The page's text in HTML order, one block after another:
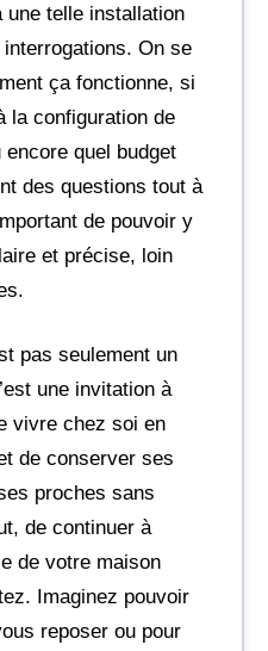
une telle installation
On se
ça fonctionne, si
la configuration de
quel budget
des questions tout à
de pouvoir y
et précise, loin
pas seulement un
une invitation à
vivre chez soi en
de conserver ses
proches sans
de continuer à
de votre maison
Imaginez pouvoir
reposer ou pour